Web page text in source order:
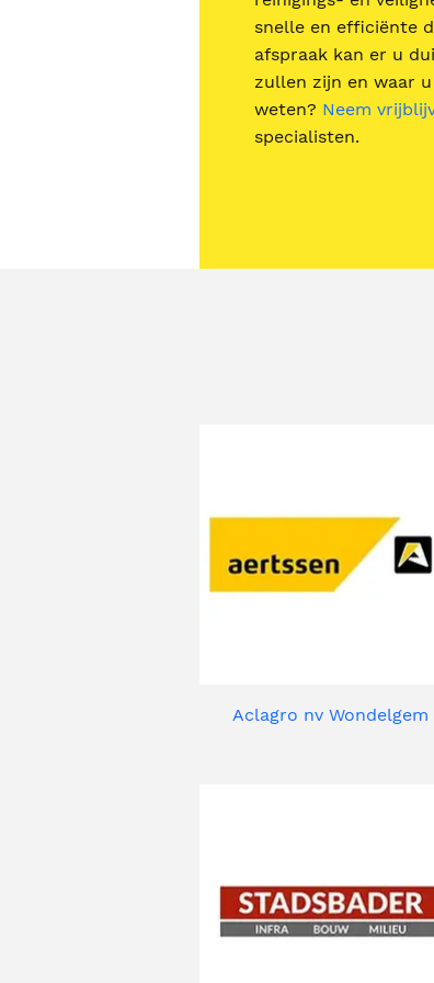
snelle en efficiënte
afspraak kan er u
zullen zijn en waar
weten? Neem
specialisten.
Aclagro nv Wondelgem